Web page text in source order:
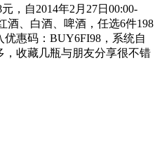
，自2014年2月27日00:00-
酒、白酒、啤酒，任选6件198
惠码：BUY6FI98，系统自
，收藏几瓶与朋友分享很不错